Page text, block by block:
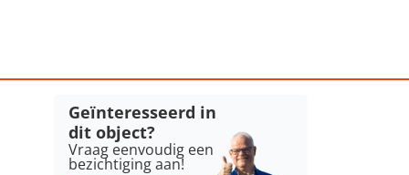
Geïnteresseerd in
dit object?
Vraag eenvoudig een
bezichtiging aan!